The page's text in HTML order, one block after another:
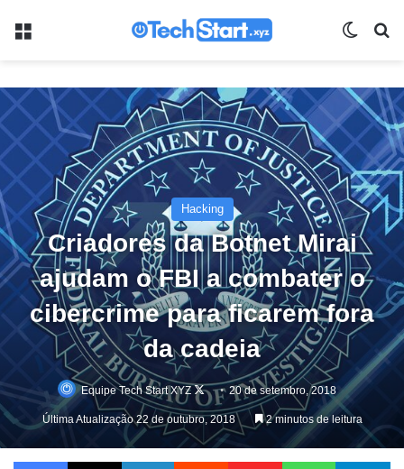
Hacking
Criadores da Botnet Mirai
ajudam o FBI a combater o
cibercrime para ficarem fora
da cadeia
Equipe Tech Start XYZ
Follow
on
20 de setembro, 2018
Última Atualização 22 de outubro, 2018 2 minutos de leitura
Facebook X Linkedin Reddit Flipboard WhatsApp